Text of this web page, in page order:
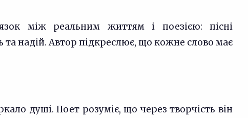
між реальним життям і поезією: пісні
надій. Автор підкреслює, що кожне слово має
душі. Поет розуміє, що через творчість він